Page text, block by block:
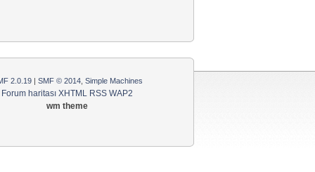
2.0.19| SMF © 2014, Simple Machines
Forum haritası XHTML RSS WAP2
wm theme